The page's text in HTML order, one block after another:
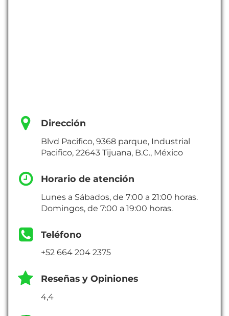
Dirección
Blvd Pacifico, 9368 parque, Industrial
Pacifico, 22643 Tijuana, B.C., México
Horario de atención
Lunes a Sábados, de 7:00 a 21:00 horas.
Domingos, de 7:00 a 19:00 horas.
Teléfono
+52 664 204 2375
Reseñas y Opiniones
4,4